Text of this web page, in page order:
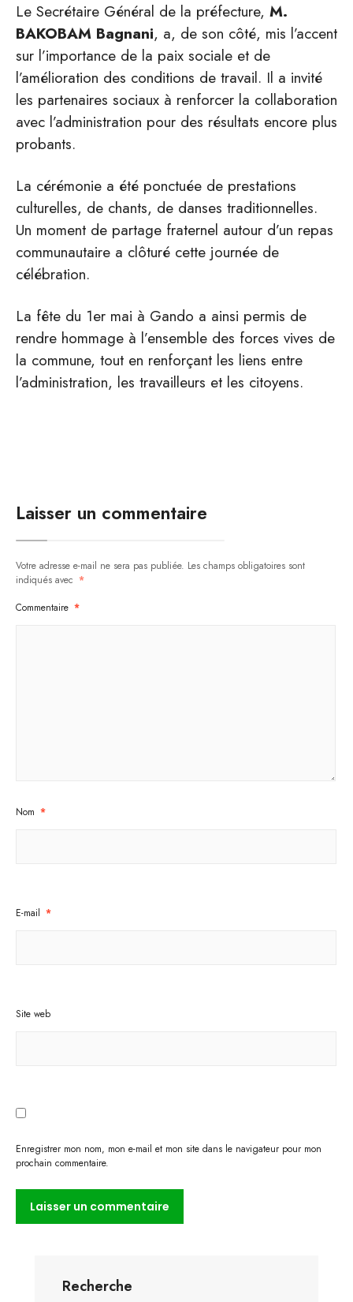
Le Secrétaire Général de la préfecture, M.
BAKOBAM Bagnani, a, de son côté, mis l’accent
sur l’importance de la paix sociale et de
l’amélioration des conditions de travail. Il a invité
les partenaires sociaux à renforcer la collaboration
avec l’administration pour des résultats encore plus
probants.
La cérémonie a été ponctuée de prestations
culturelles, de chants, de danses traditionnelles.
Un moment de partage fraternel autour d’un repas
communautaire a clôturé cette journée de
célébration.
La fête du 1er mai à Gando a ainsi permis de
rendre hommage à l’ensemble des forces vives de
la commune, tout en renforçant les liens entre
l’administration, les travailleurs et les citoyens.
Laisser un commentaire
Votre adresse e-mail ne sera pas publiée. Les champs obligatoires sont
indiqués avec *
Commentaire *
Nom *
E-mail *
Site web
Enregistrer mon nom, mon e-mail et mon site dans le navigateur pour mon
prochain commentaire.
Recherche